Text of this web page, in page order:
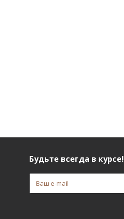
Будьте всегда в курсе!